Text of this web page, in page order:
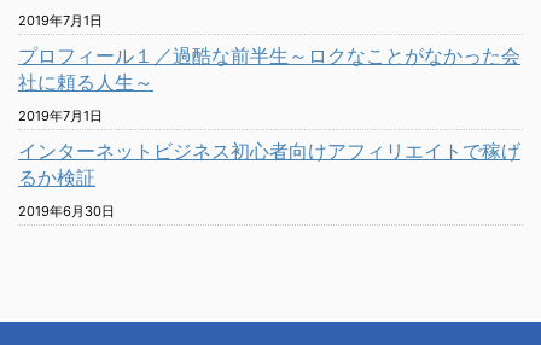
2019年7月1日
プロフィール１／過酷な前半生～ロクなことがなかった会
社に頼る人生～
2019年7月1日
インターネットビジネス初心者向けアフィリエイトで稼げ
るか検証
2019年6月30日